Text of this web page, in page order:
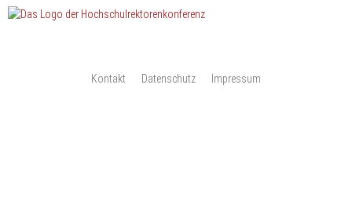
Hochschulrektorenkonferenz
Kontakt Datenschutz Impressum